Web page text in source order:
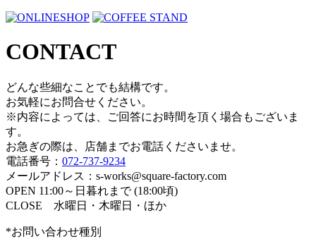
CONTACT
どんな些細なことでも結構です。
お気軽にお問合せください。
※内容によっては、ご回答にお時間を頂く場合もございま
す。
お急ぎの際は、店舗までお電話くださいませ。
電話番号： 072-737-9234
メールアドレス：s-works@square-factory.com
OPEN 11:00～日暮れまで (18:00頃)
CLOSE 水曜日・木曜日・ほか
*お問い合わせ種別